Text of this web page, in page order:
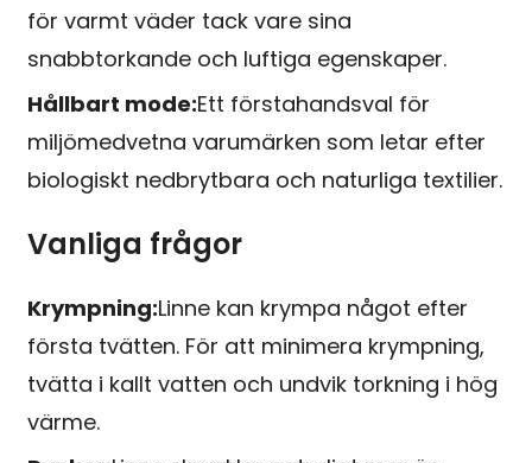
för varmt väder tack vare sina
snabbtorkande och luftiga egenskaper.
Hållbart mode:Ett förstahandsval för
miljömedvetna varumärken som letar efter
biologiskt nedbrytbara och naturliga textilier.
Vanliga frågor
Krympning:Linne kan krympa något efter
första tvätten. För att minimera krympning,
tvätta i kallt vatten och undvik torkning i hög
värme.